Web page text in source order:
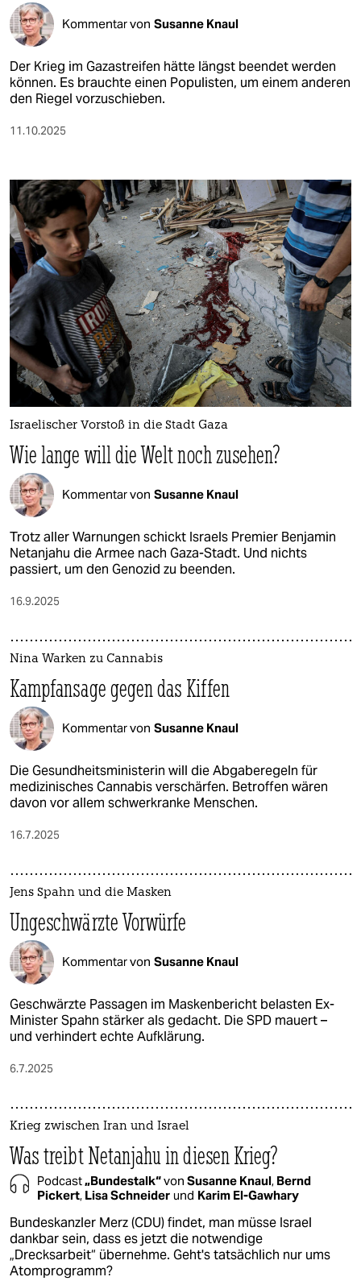
Kommentar von Susanne Knaul
Der Krieg im Gazastreifen hätte längst beendet werden
können. Es brauchte einen Populisten, um einem anderen
den Riegel vorzuschieben.
11.10.2025
Israelischer Vorstoß in die Stadt Gaza
Wie lange will die Welt noch zusehen?
Kommentar von Susanne Knaul
Trotz aller Warnungen schickt Israels Premier Benjamin
Netanjahu die Armee nach Gaza-Stadt. Und nichts
passiert, um den Genozid zu beenden.
16.9.2025
Nina Warken zu Cannabis
Kampfansage gegen das Kiffen
Kommentar von Susanne Knaul
Die Gesundheitsministerin will die Abgaberegeln für
medizinisches Cannabis verschärfen. Betroffen wären
davon vor allem schwerkranke Menschen.
16.7.2025
Jens Spahn und die Masken
Ungeschwärzte Vorwürfe
Kommentar von Susanne Knaul
Geschwärzte Passagen im Maskenbericht belasten Ex-
Minister Spahn stärker als gedacht. Die SPD mauert –
und verhindert echte Aufklärung.
6.7.2025
Krieg zwischen Iran und Israel
Was treibt Netanjahu in diesen Krieg?
Podcast„Bundestalk“von Susanne Knaul, Bernd
Pickert, Lisa Schneider und Karim El-Gawhary
Bundeskanzler Merz (CDU) findet, man müsse Israel
dankbar sein, dass es jetzt die notwendige
„Drecksarbeit“ übernehme. Geht's tatsächlich nur ums
Atomprogramm?